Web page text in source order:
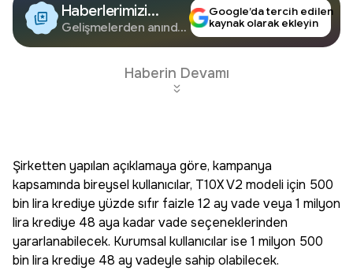
Haberlerimizi
Google'da Takip
Edin
Gelişmelerden anında
Google’da tercih edilen
kaynak olarak ekleyin
Haberin Devamı
Şirketten yapılan açıklamaya göre, kampanya
kapsamında bireysel kullanıcılar, T10X V2 modeli için 500
bin lira krediye yüzde sıfır faizle 12 ay vade veya 1 milyon
lira krediye 48 aya kadar vade seçeneklerinden
yararlanabilecek. Kurumsal kullanıcılar ise 1 milyon 500
bin lira krediye 48 ay vadeyle sahip olabilecek.